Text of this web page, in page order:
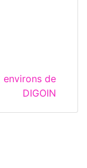
environs de
DIGOIN